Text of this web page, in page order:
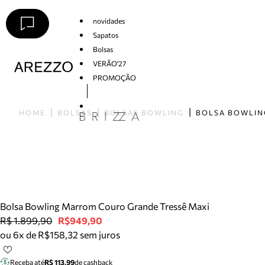
novidades
Sapatos
Bolsas
VERÃO'27
PROMOÇÃO
HOME BOLSAS BOLSAS BOWLING
Bolsa Bowling Marrom Couro Grande Tressê Maxi
R$ 1.899,90 R$949,90
ou 6x de R$158,32 sem juros
Receba atéR$ 113,99de cashback